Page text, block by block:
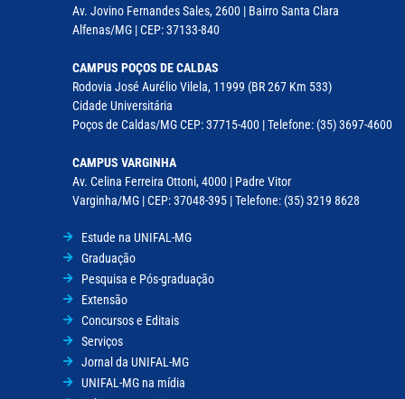
Av. Jovino Fernandes Sales, 2600 | Bairro Santa Clara
Alfenas/MG | CEP: 37133-840
CAMPUS POÇOS DE CALDAS
Rodovia José Aurélio Vilela, 11999 (BR 267 Km 533)
Cidade Universitária
Poços de Caldas/MG CEP: 37715-400 | Telefone: (35) 3697-4600
CAMPUS VARGINHA
Av. Celina Ferreira Ottoni, 4000 | Padre Vitor
Varginha/MG | CEP: 37048-395 | Telefone: (35) 3219 8628
Estude na UNIFAL-MG
Graduação
Pesquisa e Pós-graduação
Extensão
Concursos e Editais
Serviços
Jornal da UNIFAL-MG
UNIFAL-MG na mídia